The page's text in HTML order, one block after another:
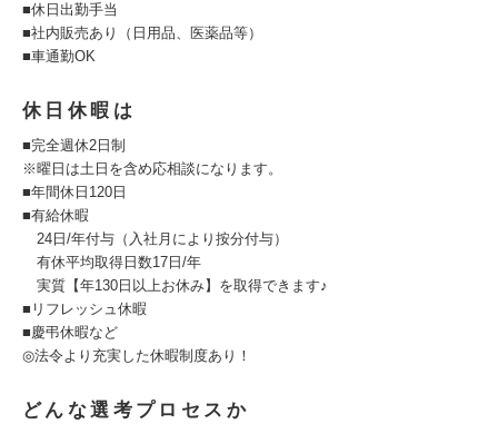
■休日出勤手当
■社内販売あり（日用品、医薬品等）
■車通勤OK
休日休暇は
■完全週休2日制
※曜日は土日を含め応相談になります。
■年間休日120日
■有給休暇
24日/年付与（入社月により按分付与）
有休平均取得日数17日/年
実質【年130日以上お休み】を取得できます♪
■リフレッシュ休暇
■慶弔休暇など
◎法令より充実した休暇制度あり！
どんな選考プロセスか